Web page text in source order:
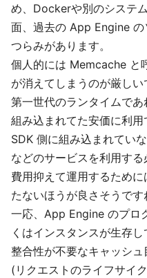
め、Dockerや別のシステ
面、過去の App Engine の
つらみがあります。
個人的には Memcache と
が消えてしまうのが厳しい
第一世代のランタイムで
組み込まれてた安価に利
SDK 側に組み込まれてい
などのサービスを利用する
費用抑えて運用するため
たないほうが良さそうです
一応、App Engine のプロ
くはインスタンスが生存
整合性が不要なキャッシ
(リクエストのライフサイ